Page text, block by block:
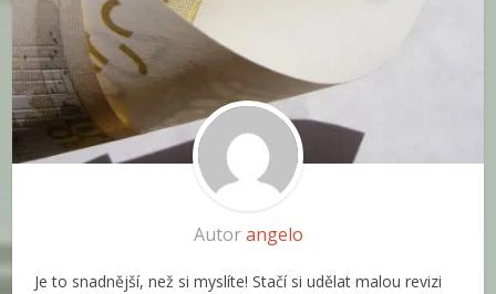
Autorangelo
Je to snadnější, než si myslíte! Stačí si udělat malou revizi